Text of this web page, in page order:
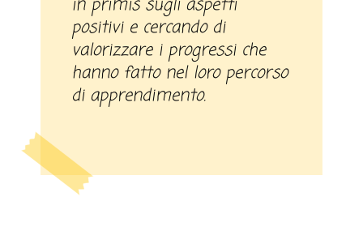
in primis sugli aspetti
positivi e cercando di
valorizzare i progressi che
hanno fatto nel loro percorso
di apprendimento.